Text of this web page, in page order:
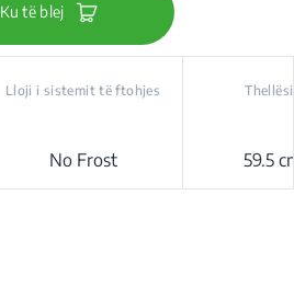
Ku të blej
Lloji i sistemit të ftohjes
No Frost 59.5